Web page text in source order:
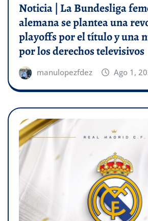
Noticia | La Bundesliga
alemana se plantea una
playoffs por el título y una
por los derechos televisivos
manulopezfdez Ago 1,